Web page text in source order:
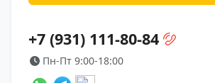
+7 (931) 111-80-84
Пн-Пт 9:00-18:00